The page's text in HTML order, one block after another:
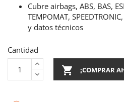
Cubre airbags, ABS, BAS,
TEMPOMAT,
y datos técnicos
Cantidad
 ¡COMPRAR